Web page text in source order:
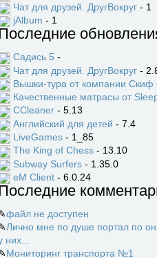
Чат для друзей. ДругВокруг - 1
jAlbum - 1
Садись 5 -
Чат для друзей. ДругВокруг -
Вышки-тура от компании Скиф
Качественные матрасы от
CCleaner - 5.13
Английский для детей - 7.4
LiveGames - 1_85
The King of Chess - 13.10
Subway Surfers - 1.35.0
eM Client - 6.0.24
файл не доступен
Лично мне по душе портал по
них...
Мониторинг транспорта №1